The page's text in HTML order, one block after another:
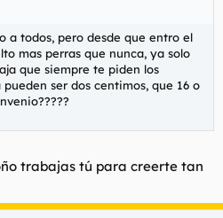
a todos, pero desde que entro el
mas perras que nunca, ya solo
que siempre te piden los
ser dos centimos, que 16 o
trabajas tú para creerte tan